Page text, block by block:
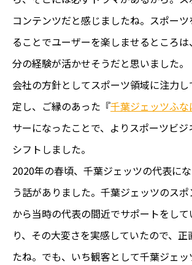
コンテンツだと感じましたね。スポー
ることでユーザーを楽しませるところ
分の経験が活かせそうだと思いました。
会社の方針としてスポーツ領域に注力
定し、ご縁のあった『千葉ジェッツふな
サーになったことで、よりスポーツビジ
シフトしました。
2020年の春頃、千葉ジェッツの代表に
う話がありました。千葉ジェッツのス
から当時の代表の間近でサポートをし
り、その大変さを実感していたので、正
たね。でも、いち観客として千葉ジェ